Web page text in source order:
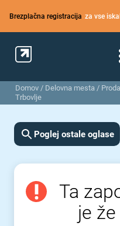
Brezplačna registracija za vse
Domov / Delovna mesta /
Trbovlje
Poglej ostale oglase
Ta
je